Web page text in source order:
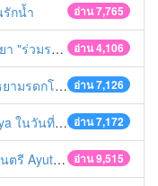
อ่าน 7,765
รักน้ำ
อ่าน 4,106
ลสงกรานต์ ปี 2561
อ่าน 7,126
มรดกโลก
อ่าน 7,172
นวาคม 2560
อ่าน 9,515
of the bands